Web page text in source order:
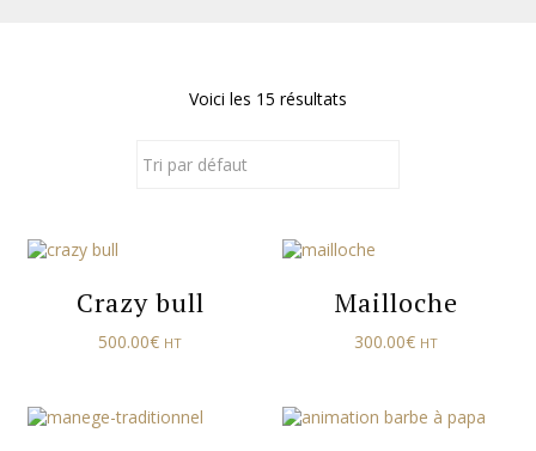
Voici les 15 résultats
Crazy bull
500.00€ HT
Mailloche
300.00€ HT